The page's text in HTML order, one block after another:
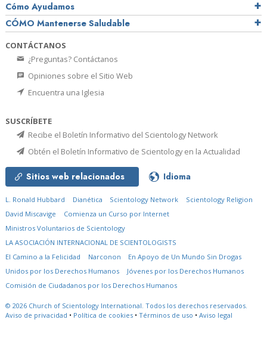
Cómo Ayudamos
CÓMO Mantenerse Saludable
CONTÁCTANOS
¿Preguntas? Contáctanos
Opiniones sobre el Sitio Web
Encuentra una Iglesia
SUSCRÍBETE
Recibe el Boletín Informativo del Scientology Network
Obtén el Boletín Informativo de Scientology en la Actualidad
Sitios web relacionados Idioma
L. Ronald Hubbard Dianética Scientology Network
Scientology Religion
David Miscavige
Comienza un Curso por Internet
Ministros Voluntarios de Scientology
LA ASOCIACIÓN INTERNACIONAL DE SCIENTOLOGISTS
El Camino a la Felicidad
Narconon
En Apoyo de Un Mundo Sin Drogas
Unidos por los Derechos Humanos
Jóvenes por los Derechos Humanos
Comisión de Ciudadanos por los Derechos Humanos
© 2026 Church of Scientology International. Todos los derechos reservados.
Aviso de privacidad • Política de cookies • Términos de uso • Aviso legal